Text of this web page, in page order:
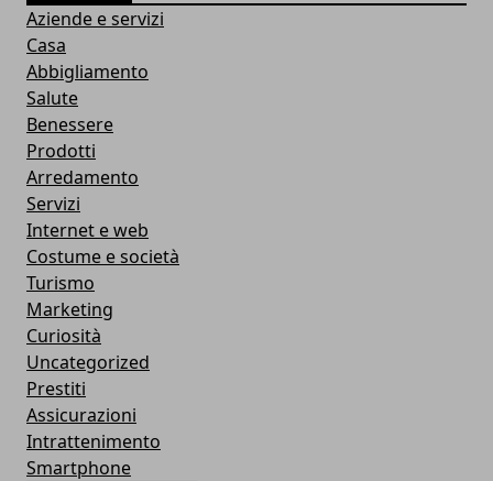
Aziende e servizi
Casa
Abbigliamento
Salute
Benessere
Prodotti
Arredamento
Servizi
Internet e web
Costume e società
Turismo
Marketing
Curiosità
Uncategorized
Prestiti
Assicurazioni
Intrattenimento
Smartphone